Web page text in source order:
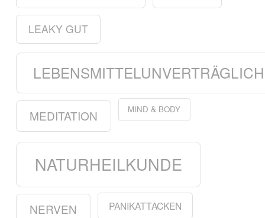
LEAKY GUT
MEDITATION MIND & BODY
NATURHEILKUNDE
NERVEN PANIKATTACKEN